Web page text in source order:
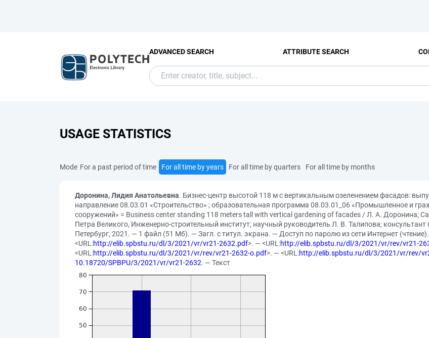
ADVANCED SEARCH ATTRIBUTE SEARCH
USAGE STATISTICS
Mode For a past period of time For all time by years For all time by quarters For all time by months
Доронина, Лидия Анатольевна. Бизнес-центр высотой 118 м с вертикальным озеленением фасадов:
направление 08.03.01 «Строительство» ; образовательная программа 08.03.01_06 «Промышленное и
сооружений» = Business center standing 118 meters tall with vertical gardening of facades / Л. А. Доронина;
Петра Великого, Инженерно-строительный институт; научный руководитель Л. В. Талипова;
Петербург, 2021. — 1 файл (51 Мб). — Загл. с титул. экрана. — Доступ по паролю из сети Интернет
<URL:http://elib.spbstu.ru/dl/3/2021/vr/vr21-2632.pdf>. — <URL:http://elib.spbstu.ru/dl/3/2021/vr/rev/vr21-
<URL:http://elib.spbstu.ru/dl/3/2021/vr/rev/vr21-2632-o.pdf>. — <URL:http://elib.spbstu.ru/dl/3/2021/vr/rev/
10.18720/SPBPU/3/2021/vr/vr21-2632. — Текст